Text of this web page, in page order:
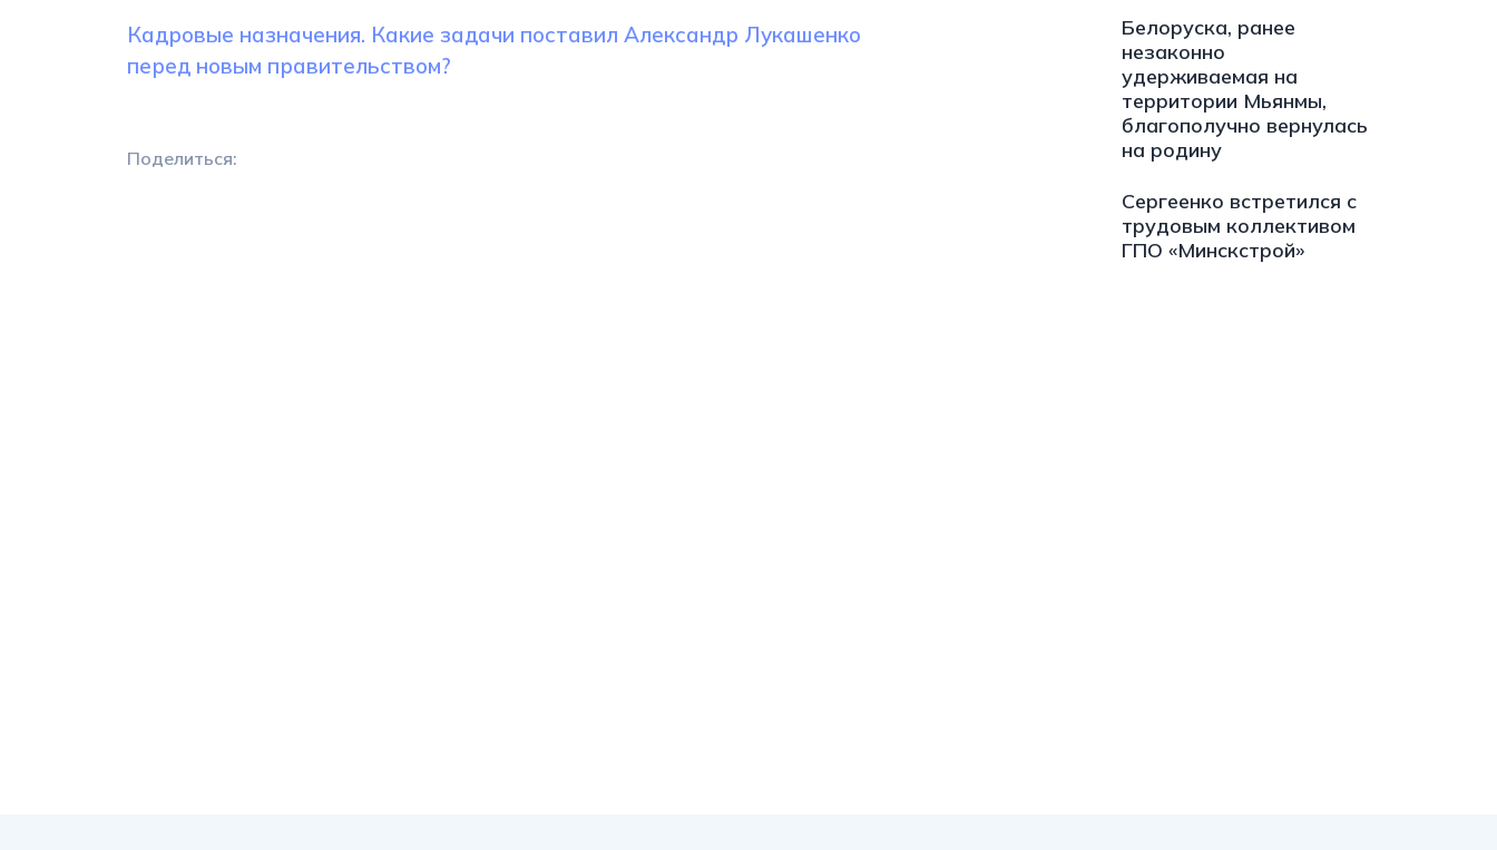
Кадровые назначения. Какие задачи поставил Александр Лукашенко
перед новым правительством?
Поделиться:
Белоруска, ранее
незаконно
удерживаемая на
территории Мьянмы,
благополучно вернулась
на родину
Сергеенко встретился с
трудовым коллективом
ГПО «Минскстрой»